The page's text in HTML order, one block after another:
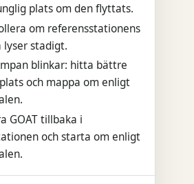
plats om den flyttats.
om referensstationens
lyser stadigt.
blinkar: hitta bättre
och mappa om enligt
GOAT tillbaka i
och starta om enligt